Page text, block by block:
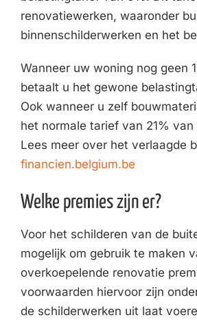
renovatiewerken, waaronder
binnenschilderwerken en het
Wanneer uw woning nog geen
betaalt u het gewone
Ook wanneer u zelf
het normale tarief van 21% van
Lees meer over het verlaagde
financien.belgium.be
Welke premies zijn er?
Voor het schilderen van de
mogelijk om gebruik te maken
overkoepelende renovatie
voorwaarden hiervoor zijn
de schilderwerken uit laat